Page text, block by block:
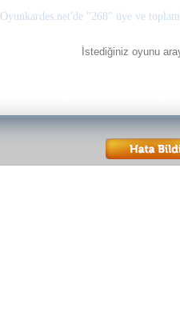
Oyunkardes.net'de "268" üye ve toplam